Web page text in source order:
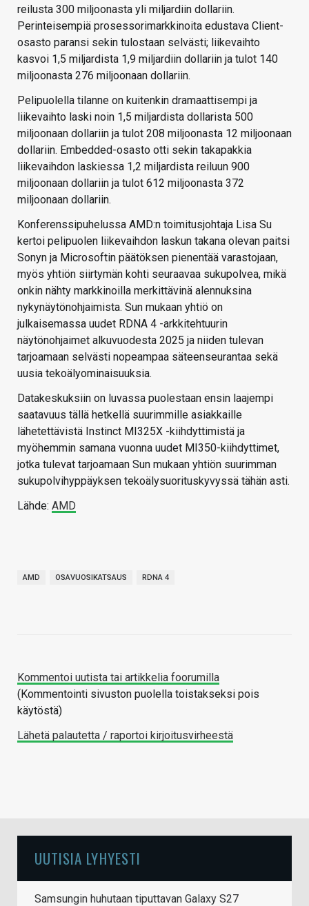
reilusta 300 miljoonasta yli miljardiin dollariin.
Perinteisempiä prosessorimarkkinoita edustava Client-
osasto paransi sekin tulostaan selvästi; liikevaihto
kasvoi 1,5 miljardista 1,9 miljardiin dollariin ja tulot 140
miljoonasta 276 miljoonaan dollariin.
Pelipuolella tilanne on kuitenkin dramaattisempi ja
liikevaihto laski noin 1,5 miljardista dollarista 500
miljoonaan dollariin ja tulot 208 miljoonasta 12 miljoonaan
dollariin. Embedded-osasto otti sekin takapakkia
liikevaihdon laskiessa 1,2 miljardista reiluun 900
miljoonaan dollariin ja tulot 612 miljoonasta 372
miljoonaan dollariin.
Konferenssipuhelussa AMD:n toimitusjohtaja Lisa Su
kertoi pelipuolen liikevaihdon laskun takana olevan paitsi
Sonyn ja Microsoftin päätöksen pienentää varastojaan,
myös yhtiön siirtymän kohti seuraavaa sukupolvea, mikä
onkin nähty markkinoilla merkittävinä alennuksina
nykynäytönohjaimista. Sun mukaan yhtiö on
julkaisemassa uudet RDNA 4 -arkkitehtuurin
näytönohjaimet alkuvuodesta 2025 ja niiden tulevan
tarjoamaan selvästi nopeampaa säteenseurantaa sekä
uusia tekoälyominaisuuksia.
Datakeskuksiin on luvassa puolestaan ensin laajempi
saatavuus tällä hetkellä suurimmille asiakkaille
lähetettävistä Instinct MI325X -kiihdyttimistä ja
myöhemmin samana vuonna uudet MI350-kiihdyttimet,
jotka tulevat tarjoamaan Sun mukaan yhtiön suurimman
sukupolvihyppäyksen tekoälysuorituskyvyssä tähän asti.
Lähde: AMD
AMD OSAVUOSIKATSAUS RDNA 4
Kommentoi uutista tai artikkelia foorumilla
(Kommentointi sivuston puolella toistakseksi pois
käytöstä)
Lähetä palautetta / raportoi kirjoitusvirheestä
UUTISIA LYHYESTI
Samsungin huhutaan tiputtavan Galaxy S27